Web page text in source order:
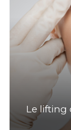
Le lifting